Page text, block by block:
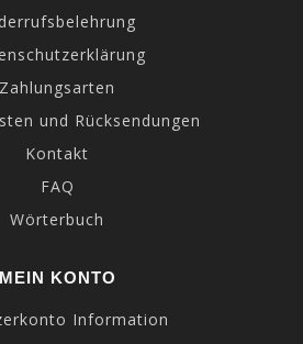
Zahlungsarten
und Rücksendungen
Kontakt
FAQ
Wörterbuch
MEIN KONTO
Information